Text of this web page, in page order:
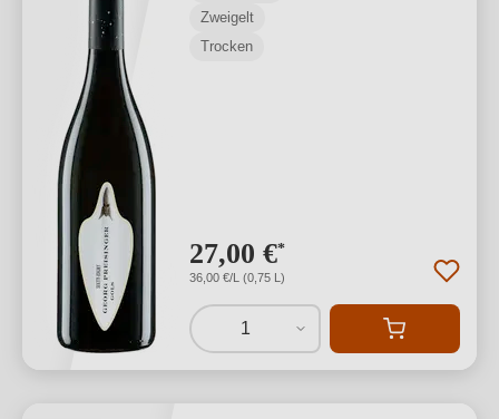
Zweigelt
Trocken
27,00 €*
36,00 €/L (0,75 L)
1